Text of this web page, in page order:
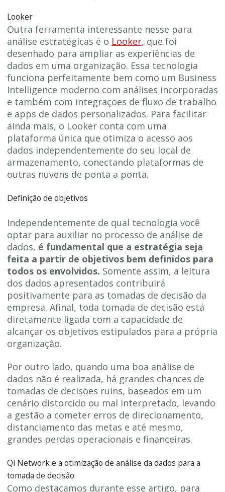
Looker
Outra ferramenta interessante nesse para
análise estratégicas é o Looker, que foi
desenhado para ampliar as experiências de
dados em uma organização. Essa tecnologia
funciona perfeitamente bem como um Business
Intelligence moderno com análises incorporadas
e também com integrações de fluxo de trabalho
e apps de dados personalizados. Para facilitar
ainda mais, o Looker conta com uma
plataforma única que otimiza o acesso aos
dados independentemente do seu local de
armazenamento, conectando plataformas de
outras nuvens de ponta a ponta.
Definição de objetivos
Independentemente de qual tecnologia você
optar para auxiliar no processo de análise de
dados, é fundamental que a estratégia seja
feita a partir de objetivos bem definidos para
todos os envolvidos. Somente assim, a leitura
dos dados apresentados contribuirá
positivamente para as tomadas de decisão da
empresa. Afinal, toda tomada de decisão está
diretamente ligada com a capacidade de
alcançar os objetivos estipulados para a própria
organização.
Por outro lado, quando uma boa análise de
dados não é realizada, há grandes chances de
tomadas de decisões ruins, baseados em um
cenário distorcido ou mal interpretado, levando
a gestão a cometer erros de direcionamento,
distanciamento das metas e até mesmo,
grandes perdas operacionais e financeiras.
Qi Network e a otimização de análise da dados para a
tomada de decisão
Como destacamos durante esse artigo, para